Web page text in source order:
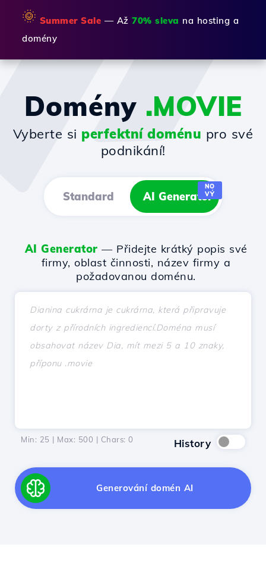
🌞 Summer Sale — Až 70% sleva na hosting a
domény
Domény .MOVIE
Vyberte si perfektní doménu pro své
podnikání!
Standard AI Generator
NO
VÝ
AI Generator — Přidejte krátký popis své
firmy, oblast činnosti, název firmy a
požadovanou doménu.
Min: 25 | Max: 500 | Chars: 0 History
Generování domén AI